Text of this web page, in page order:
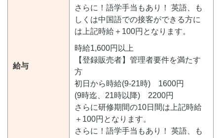
給与
さらに！語学手当もあり！ 英語、も
しくは中国語での接客ができる方に
は上記時給＋100円となります。
時給1,600円以上
【登録販売者】管理者要件を満たす
方
初日から時給(9-21時) 1600円
(9時迄、21時以降) 2200円
さらに研修期間の10日間は上記時給
＋100円となります。
さらに！語学手当もあり！ 英語、も